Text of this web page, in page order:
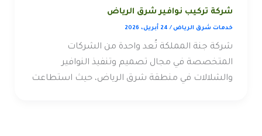
شركة تركيب نوافير شرق الرياض
خدمات شرق الرياض/ 24 أبريل، 2026
شركة جنة المملكة تُعد واحدة من الشركات
المتخصصة في مجال تصميم وتنفيذ النوافير
والشلالات في منطقة شرق الرياض، حيث استطاعت